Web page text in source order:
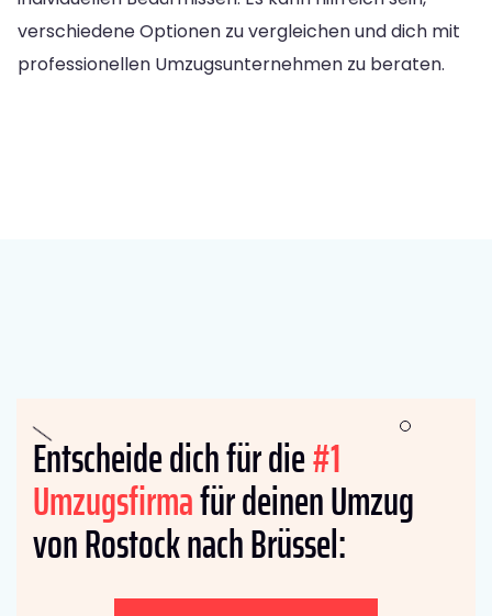
verschiedene Optionen zu vergleichen und dich mit
professionellen Umzugsunternehmen zu beraten.
Entscheide dich für die#1
Umzugsfirmafür deinen Umzug
von Rostock nach Brüssel: